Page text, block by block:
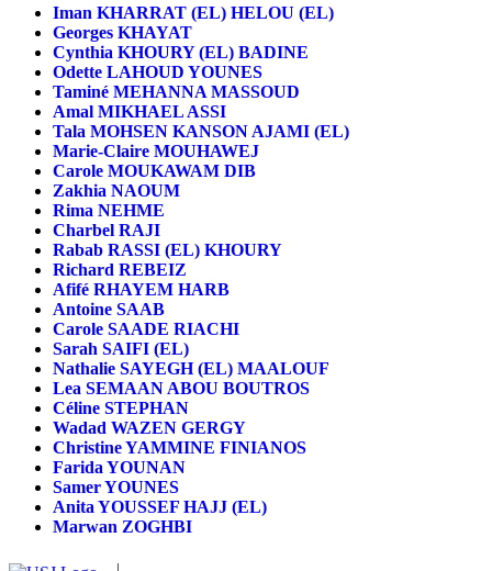
Iman KHARRAT (EL) HELOU (EL)
Georges KHAYAT
Cynthia KHOURY (EL) BADINE
Odette LAHOUD YOUNES
Taminé MEHANNA MASSOUD
Amal MIKHAEL ASSI
Tala MOHSEN KANSON AJAMI (EL)
Marie-Claire MOUHAWEJ
Carole MOUKAWAM DIB
Zakhia NAOUM
Rima NEHME
Charbel RAJI
Rabab RASSI (EL) KHOURY
Richard REBEIZ
Afifé RHAYEM HARB
Antoine SAAB
Carole SAADE RIACHI
Sarah SAIFI (EL)
Nathalie SAYEGH (EL) MAALOUF
Lea SEMAAN ABOU BOUTROS
Céline STEPHAN
Wadad WAZEN GERGY
Christine YAMMINE FINIANOS
Farida YOUNAN
Samer YOUNES
Anita YOUSSEF HAJJ (EL)
Marwan ZOGHBI